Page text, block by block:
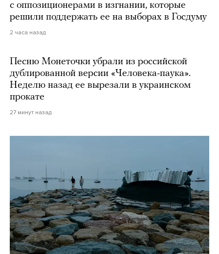
с оппозиционерами в изгнании, которые
решили поддержать ее на выборах в Госдуму
2 часа назад
Песню Монеточки убрали из российской
дублированной версии «Человека-паука».
Неделю назад ее вырезали в украинском
прокате
27 минут назад